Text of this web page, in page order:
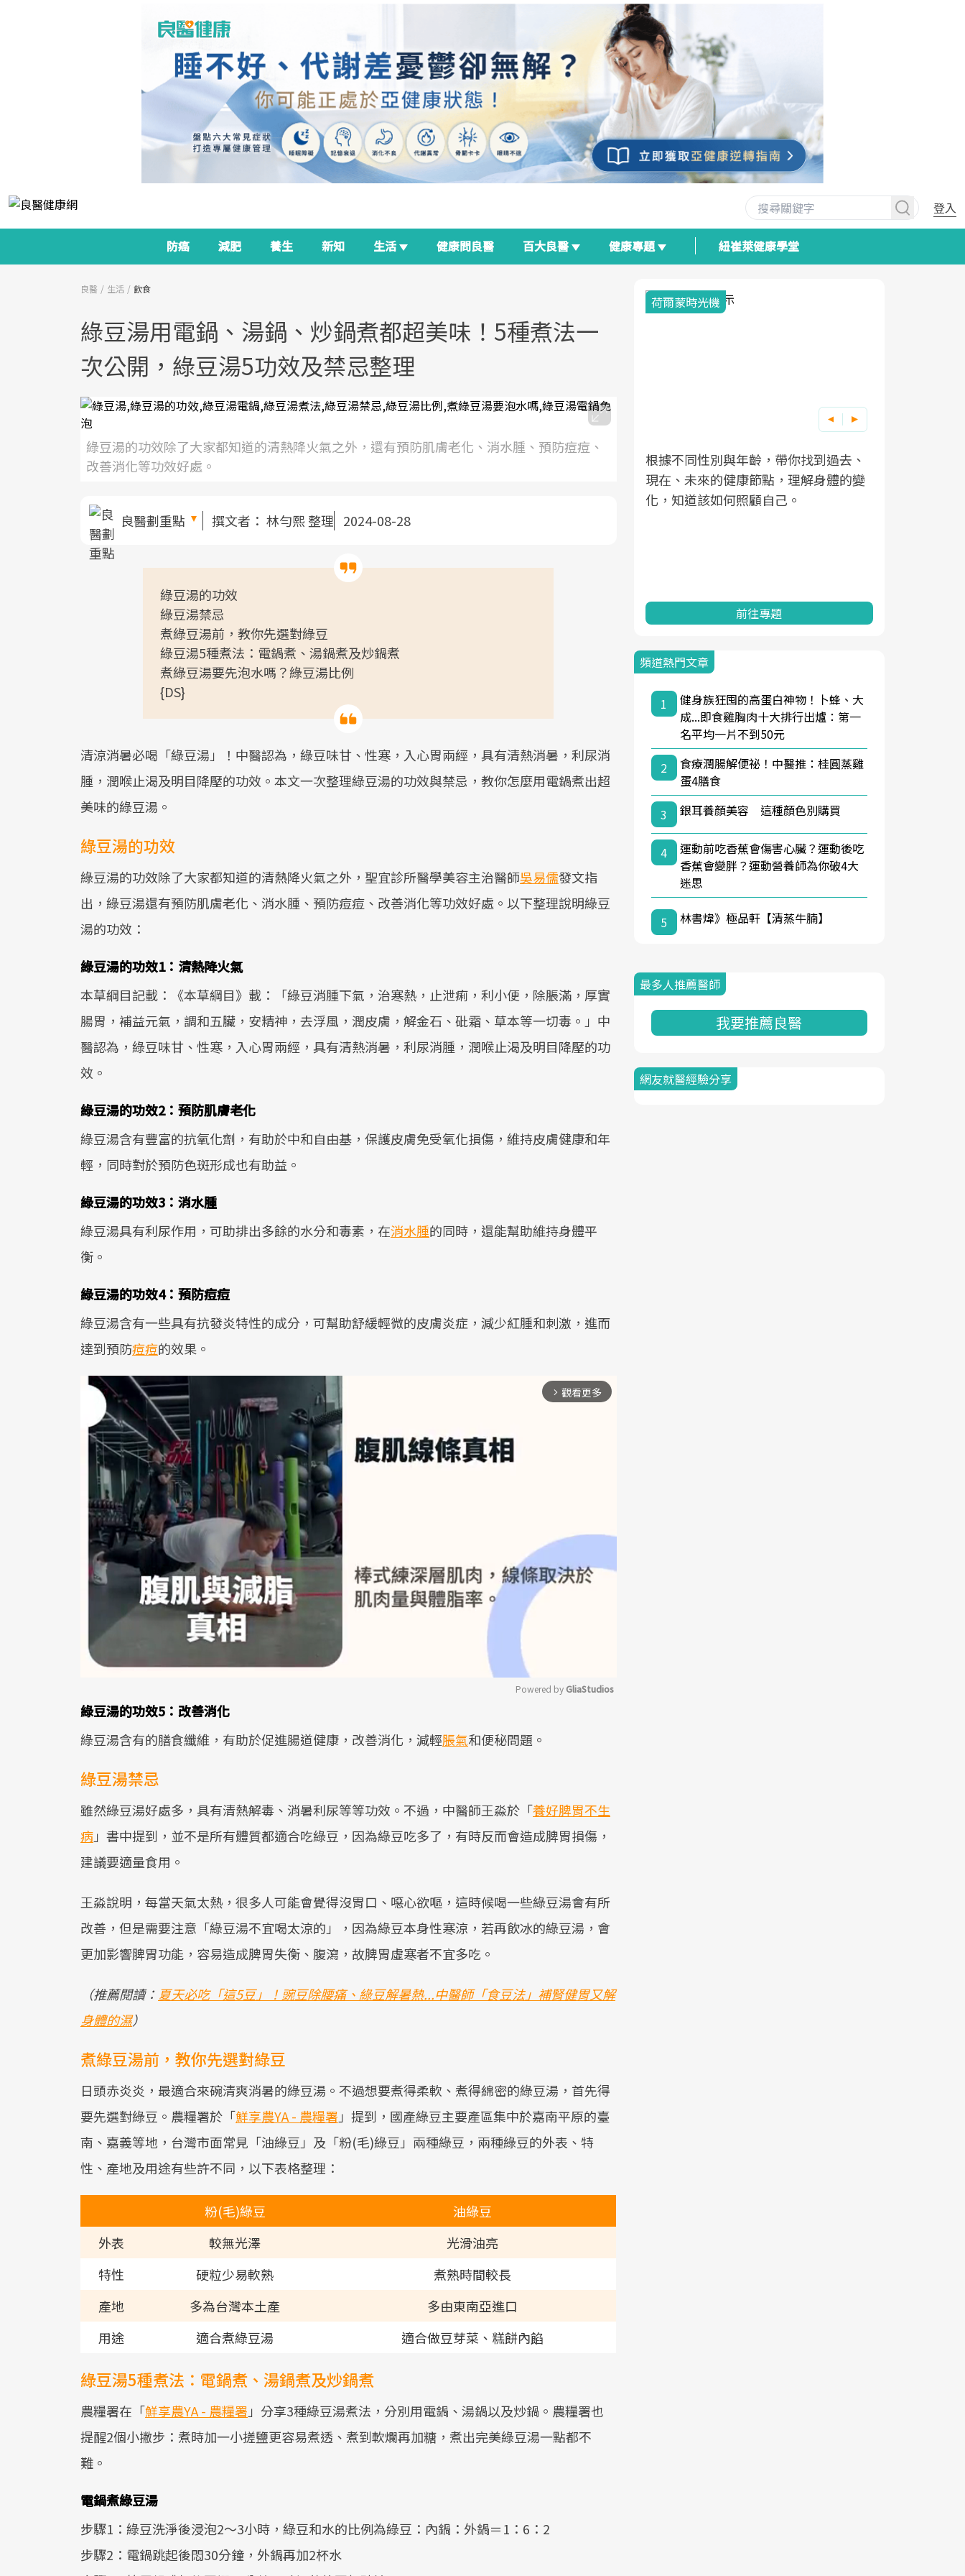
登入
防癌 減肥 養生 新知 生活 健康問良醫 百大良醫 健康專題 紐崔萊健康學堂
良醫 生活 飲食
綠豆湯用電鍋、湯鍋、炒鍋煮都超美味！5種煮法一
次公開，綠豆湯5功效及禁忌整理
綠豆湯的功效除了大家都知道的清熱降火氣之外，還有預防肌膚老化、消水腫、預防痘痘、
改善消化等功效好處。
良醫劃重點 撰文者： 林勻熙 整理 2024-08-28
綠豆湯的功效
綠豆湯禁忌
煮綠豆湯前，教你先選對綠豆
綠豆湯5種煮法：電鍋煮、湯鍋煮及炒鍋煮
煮綠豆湯要先泡水嗎？綠豆湯比例
{DS}
清涼消暑必喝「綠豆湯」！中醫認為，綠豆味甘、性寒，入心胃兩經，具有清熱消暑，利尿消
腫，潤喉止渴及明目降壓的功效。本文一次整理綠豆湯的功效與禁忌，教你怎麼用電鍋煮出超
美味的綠豆湯。
綠豆湯的功效
綠豆湯的功效除了大家都知道的清熱降火氣之外，聖宜診所醫學美容主治醫師吳易儒發文指
出，綠豆湯還有預防肌膚老化、消水腫、預防痘痘、改善消化等功效好處。以下整理說明綠豆
湯的功效：
綠豆湯的功效1：清熱降火氣
本草綱目記載：《本草綱目》載：「綠豆消腫下氣，治寒熱，止泄痢，利小便，除脹滿，厚實
腸胃，補益元氣，調和五臟，安精神，去浮風，潤皮膚，解金石、砒霜、草本等一切毒。」中
醫認為，綠豆味甘、性寒，入心胃兩經，具有清熱消暑，利尿消腫，潤喉止渴及明目降壓的功
效。
綠豆湯的功效2：預防肌膚老化
綠豆湯含有豐富的抗氧化劑，有助於中和自由基，保護皮膚免受氧化損傷，維持皮膚健康和年
輕，同時對於預防色斑形成也有助益。
綠豆湯的功效3：消水腫
綠豆湯具有利尿作用，可助排出多餘的水分和毒素，在消水腫的同時，還能幫助維持身體平
衡。
綠豆湯的功效4：預防痘痘
綠豆湯含有一些具有抗發炎特性的成分，可幫助舒緩輕微的皮膚炎症，減少紅腫和刺激，進而
達到預防痘痘的效果。
arrow_forward_ios 觀看更多
Powered by GliaStudios
綠豆湯的功效5：改善消化
綠豆湯含有的膳食纖維，有助於促進腸道健康，改善消化，減輕脹氣和便秘問題。
綠豆湯禁忌
雖然綠豆湯好處多，具有清熱解毒、消暑利尿等等功效。不過，中醫師王淼於「養好脾胃不生
病」書中提到，並不是所有體質都適合吃綠豆，因為綠豆吃多了，有時反而會造成脾胃損傷，
建議要適量食用。
王淼說明，每當天氣太熱，很多人可能會覺得沒胃口、噁心欲嘔，這時候喝一些綠豆湯會有所
改善，但是需要注意「綠豆湯不宜喝太涼的」，因為綠豆本身性寒涼，若再飲冰的綠豆湯，會
更加影響脾胃功能，容易造成脾胃失衡、腹瀉，故脾胃虛寒者不宜多吃。
（推薦閱讀： 夏天必吃「這5豆」！豌豆除腰痛、綠豆解暑熱...中醫師「食豆法」補腎健胃又解
身體的濕）
煮綠豆湯前，教你先選對綠豆
日頭赤炎炎，最適合來碗清爽消暑的綠豆湯。不過想要煮得柔軟、煮得綿密的綠豆湯，首先得
要先選對綠豆。農糧署於「鮮享農YA - 農糧署 」提到，國產綠豆主要產區集中於嘉南平原的臺
南、嘉義等地，台灣市面常見「油綠豆」及「粉(毛)綠豆」兩種綠豆，兩種綠豆的外表、特
性、產地及用途有些許不同，以下表格整理：
粉(毛)綠豆
油綠豆
外表
較無光澤
光滑油亮
特性
硬粒少易軟熟
煮熟時間較長
產地
多為台灣本土產
多由東南亞進口
用途
適合煮綠豆湯 適合做豆芽菜、糕餅內餡
綠豆湯5種煮法：電鍋煮、湯鍋煮及炒鍋煮
農糧署在「鮮享農YA - 農糧署 」分享3種綠豆湯煮法，分別用電鍋、湯鍋以及炒鍋。農糧署也
提醒2個小撇步：煮時加一小搓鹽更容易煮透、煮到軟爛再加糖，煮出完美綠豆湯一點都不
難。
電鍋煮綠豆湯
步驟1：綠豆洗淨後浸泡2～3小時，綠豆和水的比例為綠豆：內鍋：外鍋＝1：6：2
步驟2：電鍋跳起後悶30分鐘，外鍋再加2杯水
面對超高齡社會的浪潮，台灣正在快速
照3.0」的推進，「預防醫學」已成全民
2025年，就到良醫生活祭體驗「一站式
良醫健康網從「換季的身體變化」出
改善行動。
荷爾蒙時光機
根據不同性別與年齡，帶你找到過去、
現在、未來的健康節點，理解身體的變
化，知道該如何照顧自己。
前往專題
頻道熱門文章
1
健身族狂囤的高蛋白神物！卜蜂、大
成...即食雞胸肉十大排行出爐：第一
名平均一片不到50元
2
食療潤腸解便祕！中醫推：桂圓蒸雞
蛋4膳食
3
銀耳養顏美容 這種顏色別購買
4
運動前吃香蕉會傷害心臟？運動後吃
香蕉會變胖？運動營養師為你破4大
迷思
5 林書煒》極品軒【清蒸牛腩】
最多人推薦醫師
我要推薦良醫
網友就醫經驗分享